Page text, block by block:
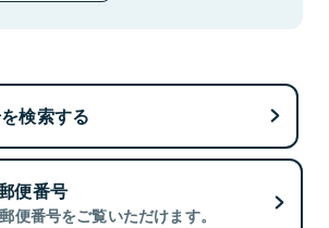
検索する
便番号
便番号をご覧いただけます。